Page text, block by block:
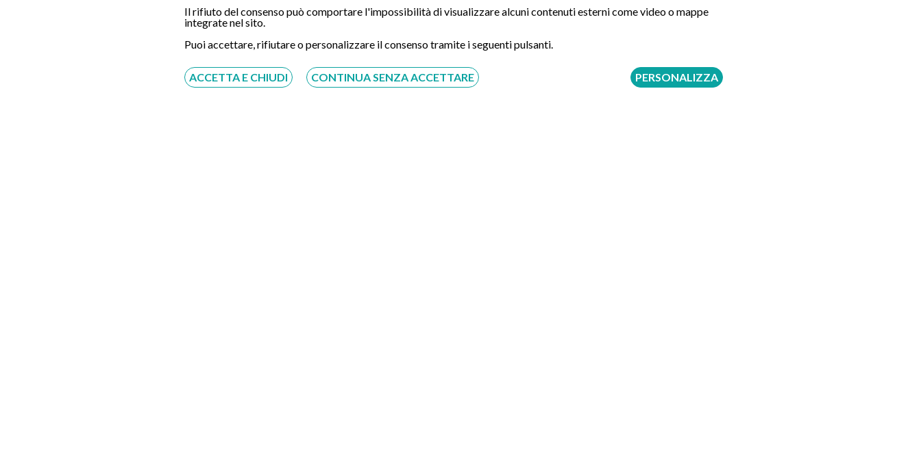
Il rifiuto del consenso può comportare l'impossibilità di visualizzare alcuni contenuti esterni come video o mappe
integrate nel sito.
Puoi accettare, rifiutare o personalizzare il consenso tramite i seguenti pulsanti.
ACCETTA E CHIUDI CONTINUA SENZA ACCETTARE PERSONALIZZA